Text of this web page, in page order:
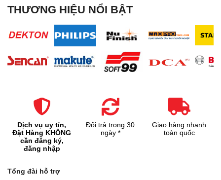
THƯƠNG HIỆU NỔI BẬT
Dịch vụ uy tín,
Đặt Hàng KHÔNG
cần đăng ký,
đăng nhập
Đổi trả trong 30
ngày *
Giao hàng nhanh
toàn quốc
Tổng đài hỗ trợ